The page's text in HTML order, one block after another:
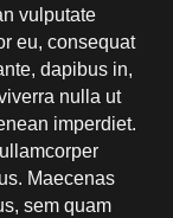
vulputate
eu, consequat
dapibus in,
nulla ut
imperdiet.
Maecenas
sem quam